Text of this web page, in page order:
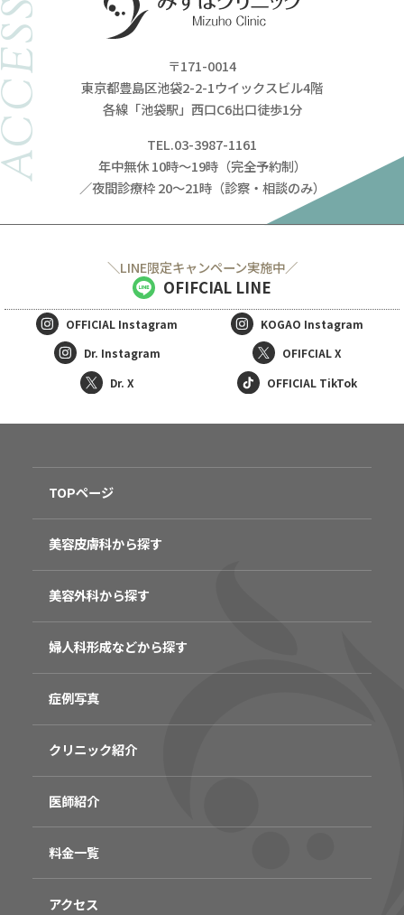
〒171-0014
東京都豊島区池袋2-2-1ウイックスビル4階
各線「池袋駅」西口C6出口徒歩1分
TEL.03-3987-1161
年中無休 10時～19時（完全予約制）
／夜間診療枠 20～21時（診察・相談のみ）
＼LINE限定キャンペーン実施中／
OFIFCIAL LINE
OFFICIAL Instagram KOGAO Instagram
Dr. Instagram
OFIFCIAL X
Dr. X
OFFICIAL TikTok
TOPページ
美容皮膚科から探す
美容外科から探す
婦人科形成などから探す
症例写真
クリニック紹介
医師紹介
料金一覧
アクセス